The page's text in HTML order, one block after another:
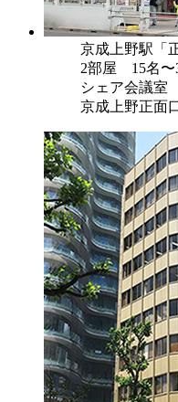
京成上野駅「
2部屋 15名〜
シェア会議室
京成上野正面